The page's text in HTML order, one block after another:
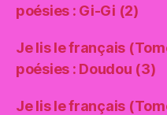
poésies : Gi-Gi (2)
Je lis le français
poésies : Doudou (3)
Je lis le français